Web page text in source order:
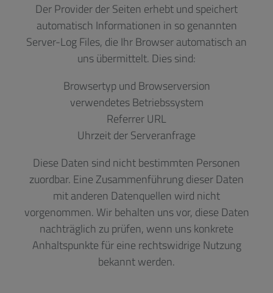
Der Provider der Seiten erhebt und speichert
automatisch Informationen in so genannten
Server-Log Files, die Ihr Browser automatisch an
uns übermittelt. Dies sind:
Browsertyp und Browserversion
verwendetes Betriebssystem
Referrer URL
Uhrzeit der Serveranfrage
Diese Daten sind nicht bestimmten Personen
zuordbar. Eine Zusammenführung dieser Daten
mit anderen Datenquellen wird nicht
vorgenommen. Wir behalten uns vor, diese Daten
nachträglich zu prüfen, wenn uns konkrete
Anhaltspunkte für eine rechtswidrige Nutzung
bekannt werden.